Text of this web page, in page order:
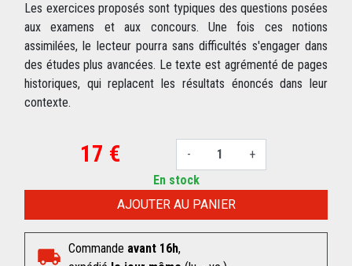
Les exercices proposés sont typiques des questions posées
aux examens et aux concours. Une fois ces notions
assimilées, le lecteur pourra sans difficultés s'engager dans
des études plus avancées. Le texte est agrémenté de pages
historiques, qui replacent les résultats énoncés dans leur
contexte.
17 € - +
AJOUTER AU PANIER
En stock
Commande avant 16h,